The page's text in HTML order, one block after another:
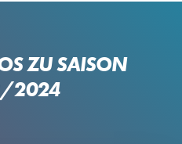
ZU SAISON
2024